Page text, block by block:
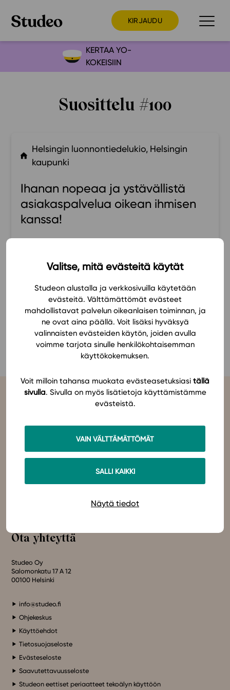
Valitse, mitä evästeitä käytät
Studeon alustalla ja verkkosivuilla käytetään
evästeitä. Välttämättömät evästeet
mahdollistavat palvelun oikeanlaisen toiminnan, ja
ne ovat aina päällä. Voit lisäksi hyväksyä
valinnaisten evästeiden käytön, joiden avulla
voimme tarjota sinulle henkilökohtaisemman
käyttökokemuksen.
Voit milloin tahansa muokata evästeasetuksiasi tällä
sivulla. Sivulla on myös lisätietoja käyttämistämme
evästeistä.
VAIN VÄLTTÄMÄTTÖMÄT
SALLI KAIKKI
Näytä tiedot
KIRJAUDU
Preppaaja
Kokeilutarjous
Ainstain
Yläkoulu
Lukio
Webinaari­tallenteet
Yhteisö
Suosittelut
Ohjekeskus
Ohjevideot
Oppikirjailijat
Eettiset periaatteet tekoälyn käyttöön
Ota yhteyttä
In English
KERTAA YO-
KOKEISIIN
Suosittelu #100
Helsingin luonnontiedelukio, Helsingin
kaupunki
Ihanan nopeaa ja ystävällistä
asiakaspalvelua oikean ihmisen
kanssa!
Katja
KATSO KAIKKI SUOSITUKSET
oppimateriaaleja, joissa pedagogisuus, laadukkaat sisällöt ja
teknologian hyödyt yhdistyvät.
Studeo – paremman oppimisen puolesta.
Ota yhteyttä
Studeo Oy
Salomonkatu 17 A 12
00100 Helsinki
info@studeo.fi
Ohjekeskus
Käyttöehdot
Tietosuojaseloste
Evästeseloste
Saavutettavuusseloste
Studeon eettiset periaatteet tekoälyn käyttöön